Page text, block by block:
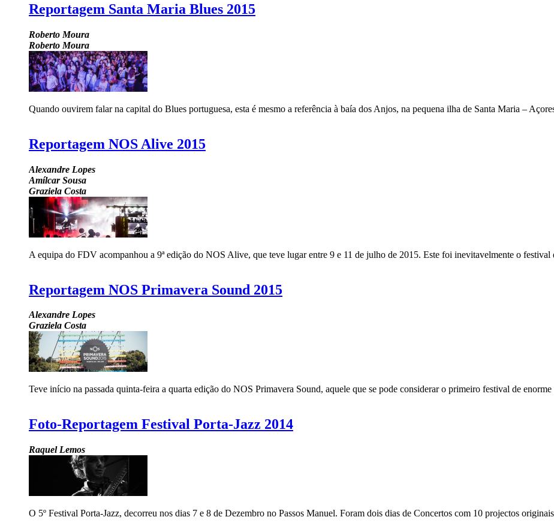
Reportagem Santa Maria Blues 2015
Roberto Moura
Roberto Moura
Quando ouvirem falar na capital do Blues portuguesa, esta é mesmo a referência à baía dos Anjos, na pequena ilha de Santa Maria –
Reportagem NOS Alive 2015
Alexandre Lopes
Amílcar Sousa
Graziela Costa
A equipa do FDV acompanhou a 9ª edição do NOS Alive, que teve lugar entre 9 e 11 de julho de 2015. Este foi inevitavelmente o festival
Reportagem NOS Primavera Sound 2015
Alexandre Lopes
Graziela Costa
Teve início na passada quinta-feira a quarta edição do NOS Primavera Sound, aquele que se pode considerar o primeiro festival de
Foto-Reportagem Festival Porta-Jazz 2014
Raquel Lemos
O 5º Festival Porta-Jazz, decorreu nos dias 7 e 8 de Dezembro no Passos Manuel. Foram dois dias de Concertos com 10 projectos